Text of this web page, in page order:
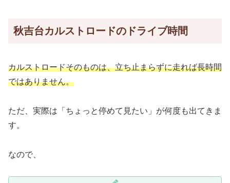
秋吉台カルストロードのドライブ時間
カルストロードそのものは、立ち止まらずに走れば長時間
ではありません。
ただ、実際は「ちょっと停めて見たい」が何度も出てきま
す。
なので、